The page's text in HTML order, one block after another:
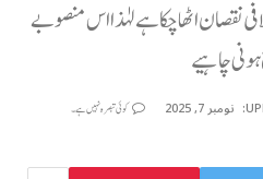
نقصان اٹھا چکا ہے لہٰذا اس منصوبے
چاہیے
نومبر 7, 2025 کوئی تبصرہ نہیں ہے۔